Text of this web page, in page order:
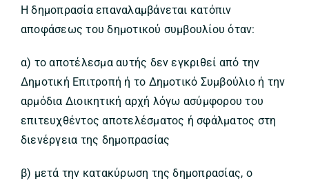
Η δημοπρασία επαναλαμβάνεται κατόπιν
αποφάσεως του δημοτικού συμβουλίου όταν:
α) το αποτέλεσμα αυτής δεν εγκριθεί από την
Δημοτική Επιτροπή ή το Δημοτικό Συμβούλιο ή την
αρμόδια Διοικητική αρχή λόγω ασύμφορου του
επιτευχθέντος αποτελέσματος ή σφάλματος στη
διενέργεια της δημοπρασίας
β) μετά την κατακύρωση της δημοπρασίας, ο